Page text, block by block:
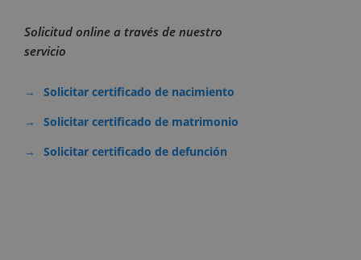
Solicitud online a través de nuestro
servicio
Solicitar certificado de nacimiento
Solicitar certificado de matrimonio
Solicitar certificado de defunción